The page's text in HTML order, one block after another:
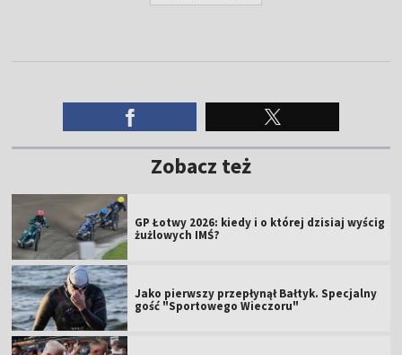
Zobacz też
GP Łotwy 2026: kiedy i o której dzisiaj wyścig
żużlowych IMŚ?
Jako pierwszy przepłynął Bałtyk. Specjalny
gość "Sportowego Wieczoru"